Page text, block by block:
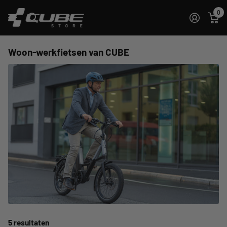
0
Woon-werkfietsen van CUBE
5 resultaten